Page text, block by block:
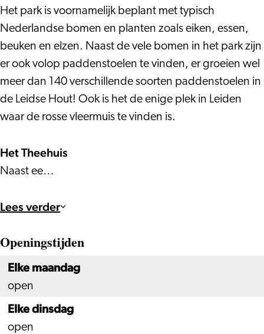
Het park is voornamelijk beplant met typisch
Nederlandse bomen en planten zoals eiken, essen,
beuken en elzen. Naast de vele bomen in het park zijn
er ook volop paddenstoelen te vinden, er groeien wel
meer dan 140 verschillende soorten paddenstoelen in
de Leidse Hout! Ook is het de enige plek in Leiden
waar de rosse vleermuis te vinden is.
Het Theehuis
Naast ee…
Lees verder
Openingstijden
Elke maandag
open
Elke dinsdag
open